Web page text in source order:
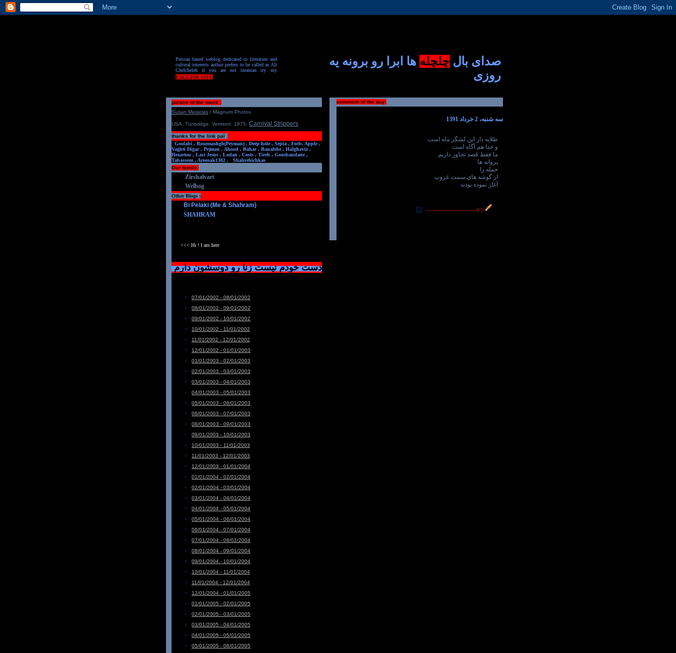
Persian based weblog dedicated to literature and
cultural interests author prefers to be called as Ali
Chelcheleh if you are not inranian try my
ENGLISH SITE
صدای بال چلچله ها ابرا رو برونه یه
روزی
comment of the day:
سه شنبه، 2 خرداد 1391
طلایه دار این لشگر ماه است
و خدا هم آگاه است
ما فقط قصد تجاوز داریم
پروانه ها
حمله را
از گوشه های سمت غروب
آغاز نموده بودند
[+]
---------------------------------
[0]
picture of the week :
Susan Meiselas / Magnum Photos
USA. Tunbridge, Vermont. 1975 Carnival Strippers
thanks for the link pal :
Goolabi , Roozmashgh(Peyman) , Deep-hole , Sepia , Forb. Apple ,
Vaghti Digar , Pejman , Ahood , Bahar , Banafshe , Halghaviz ,
Hezartou , Last Jesus , Ladan , Costs , Tireh , Goosbandane ,
Tabassom , Aroosak1382 ,
Shahrehichkas
Our family:
Zirshalvari
Welbog
Other Blogs :
Bi Pelaki (Me & Shahram)
SHAHRAM
<<< Hi ! I am here
دست خودم نیست زنا رو دوسشون دارم
07/01/2002 - 08/01/2002
08/01/2002 - 09/01/2002
09/01/2002 - 10/01/2002
10/01/2002 - 11/01/2002
11/01/2002 - 12/01/2002
12/01/2002 - 01/01/2003
01/01/2003 - 02/01/2003
02/01/2003 - 03/01/2003
03/01/2003 - 04/01/2003
04/01/2003 - 05/01/2003
05/01/2003 - 06/01/2003
06/01/2003 - 07/01/2003
08/01/2003 - 09/01/2003
09/01/2003 - 10/01/2003
10/01/2003 - 11/01/2003
11/01/2003 - 12/01/2003
12/01/2003 - 01/01/2004
01/01/2004 - 02/01/2004
02/01/2004 - 03/01/2004
03/01/2004 - 04/01/2004
04/01/2004 - 05/01/2004
05/01/2004 - 06/01/2004
06/01/2004 - 07/01/2004
07/01/2004 - 08/01/2004
08/01/2004 - 09/01/2004
09/01/2004 - 10/01/2004
10/01/2004 - 11/01/2004
11/01/2004 - 12/01/2004
12/01/2004 - 01/01/2005
01/01/2005 - 02/01/2005
02/01/2005 - 03/01/2005
03/01/2005 - 04/01/2005
04/01/2005 - 05/01/2005
05/01/2005 - 06/01/2005